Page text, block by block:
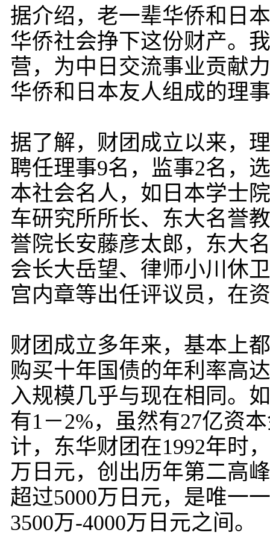
据介绍，老一辈华侨和日
华侨社会挣下这份财产。
营，为中日交流事业贡献
华侨和日本友人组成的理
据了解，财团成立以来，
聘任理事9名，监事2名，
本社会名人，如日本学士
车研究所所长、东大名誉
誉院长安藤彦太郎，东大
会长大岳望、律师小川休
宫内章等出任评议员，在
财团成立多年来，基本上
购买十年国债的年利率高
入规模几乎与现在相同。
有1－2%，虽然有27亿资
计，东华财团在1992年时
万日元，创出历年第二高
超过5000万日元，是唯一
3500万-4000万日元之间。